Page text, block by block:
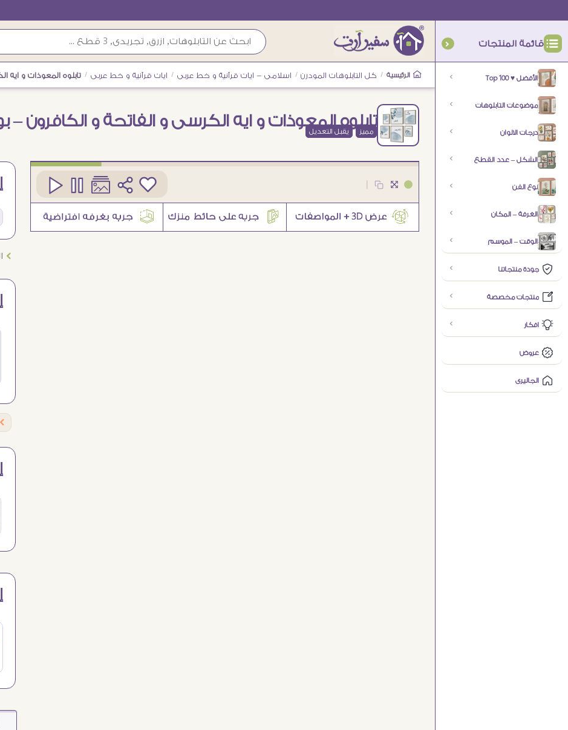
قائمة المنتجات
الأفضل ♥ Top 100
موضوعات التابلوهات
درجات الالوان
الشكل – عدد القطع
نوع الفن
الغرفة – المكان
الوقت – الموسم
جودة منتجاتنا
منتجات مخصصة
افكار
عروض
الجاليرى
الرئيسية / كل التابلوهات المودرن / اسلامى - ايات قرآنية و خط عربى / ايات قرآنية و خط عربى / تابلوه المعوذات و ايه
تابلوه المعوذات و ايه الكرسى و الفاتحة و الكافرون –
مميز يقبل التعديل
1
Ö
Ö